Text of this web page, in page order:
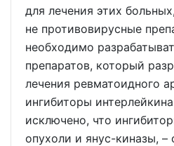
для лечения этих
не противовирусные
необходимо
препаратов, который
лечения ревматоидного
ингибиторы
исключено, что
опухоли и янус-киназы, –